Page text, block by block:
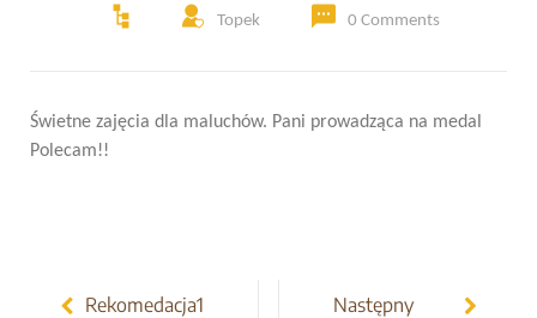
Topek 0 Comments
Świetne zajęcia dla maluchów. Pani prowadząca na medal
Polecam!!
navigationRekomedacja1
Następny